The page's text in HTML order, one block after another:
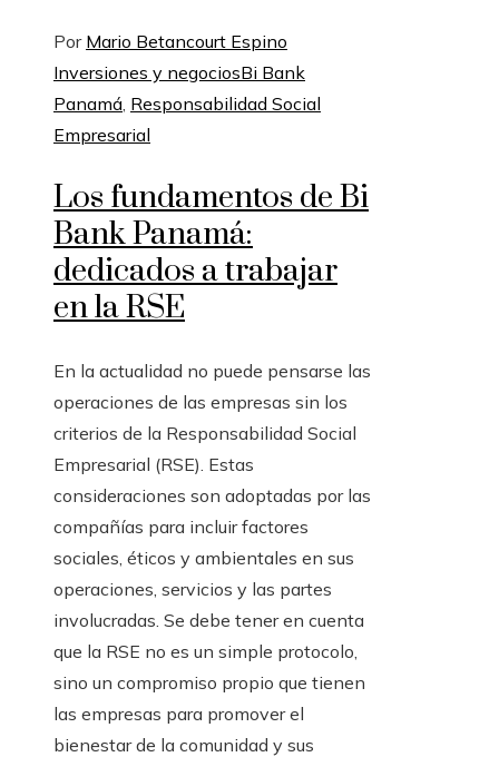
Por Mario Betancourt Espino
Inversiones y negociosBi Bank
Panamá Responsabilidad Social
Empresarial
Los fundamentos de Bi
Bank Panamá:
dedicados a trabajar
en la RSE
En la actualidad no puede pensarse las
operaciones de las empresas sin los
criterios de la Responsabilidad Social
Empresarial (RSE). Estas
consideraciones son adoptadas por las
compañías para incluir factores
sociales, éticos y ambientales en sus
operaciones, servicios y las partes
involucradas. Se debe tener en cuenta
que la RSE no es un simple protocolo,
sino un compromiso propio que tienen
las empresas para promover el
bienestar de la comunidad y sus